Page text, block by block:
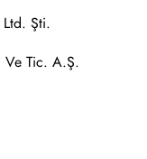
Ltd. Şti.
Ve Tic. A.Ş.